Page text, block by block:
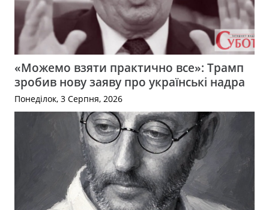
«Можемо взяти практично все»: Трамп
зробив нову заяву про українські надра
Понеділок, 3 Серпня, 2026